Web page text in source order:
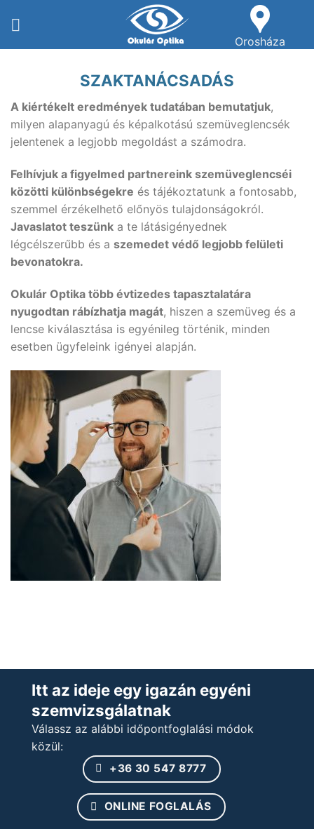
Orosháza
SZAKTANÁCSADÁS
A kiértékelt eredmények tudatában bemutatjuk,
milyen alapanyagú és képalkotású szemüveglencsék
jelentenek a legjobb megoldást a számodra.
Felhívjuk a figyelmed partnereink szemüveglencséi
közötti különbségekre és tájékoztatunk a fontosabb,
szemmel érzékelhető előnyös tulajdonságokról.
Javaslatot teszünk a te látásigényednek
légcélszerűbb és a szemedet védő legjobb felületi
bevonatokra.
Okulár Optika több évtizedes tapasztalatára
nyugodtan rábízhatja magát, hiszen a szemüveg és a
lencse kiválasztása is egyénileg történik, minden
esetben ügyfeleink igényei alapján.
Itt az ideje egy igazán egyéni
szemvizsgálatnak
Válassz az alábbi időpontfoglalási módok
közül:
+36 30 547 8777
ONLINE FOGLALÁS